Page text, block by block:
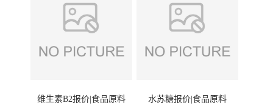
维生素B2报价|食品原料 水苏糖报价|食品原料